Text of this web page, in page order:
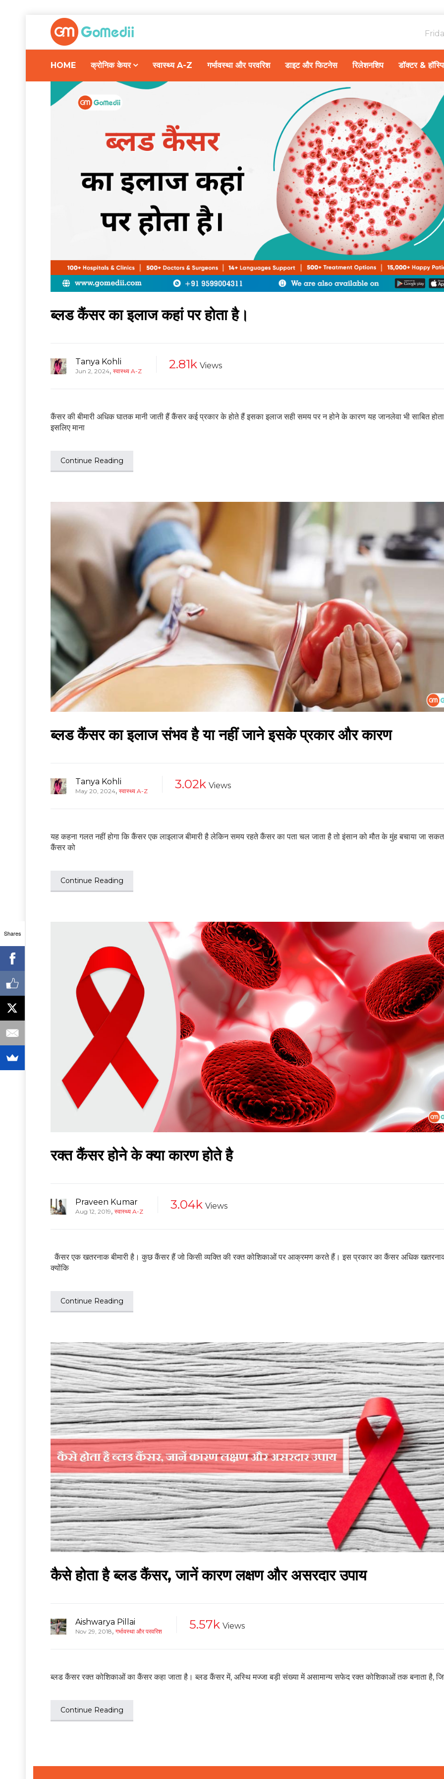
HOME क्रोनिक केयर स्वास्थ्य A-Z गर्भावस्था और परवरिश डाइट और फिटनेस रिलेशनशिप डॉक्टर &
ब्लड कैंसर का इलाज कहां पर होता है।
Tanya Kohli
Jun 2, 2024, स्वास्थ्य A-Z 2.81k Views
कैंसर की बीमारी अधिक घातक मानी जाती हैं कैंसर कई प्रकार के होते हैं इसका इलाज सही समय पर न होने के कारण यह जानलेवा भी साबित
इसलिए माना
Continue Reading
ब्लड कैंसर का इलाज संभव है या नहीं जाने इसके प्रकार और कारण
Tanya Kohli
May 20, 2024, स्वास्थ्य A-Z 3.02k Views
यह कहना गलत नहीं होगा कि कैंसर एक लाइलाज बीमारी है लेकिन समय रहते कैंसर का पता चल जाता है तो इंसान को मौत के मुंह बचाया जा
कैंसर को
Continue Reading
रक्त कैंसर होने के क्या कारण होते है
Praveen Kumar
Aug 12, 2019, स्वास्थ्य A-Z 3.04k Views
कैंसर एक खतरनाक बीमारी है। कुछ कैंसर हैं जो किसी व्यक्ति की रक्त कोशिकाओं पर आक्रमण करते हैं। इस प्रकार का कैंसर अधिक
क्योंकि
Continue Reading
कैसे होता है ब्लड कैंसर, जानें कारण लक्षण और असरदार उपाय
Aishwarya Pillai
Nov 29, 2018, गर्भावस्था और परवरिश 5.57k Views
ब्लड कैंसर रक्त कोशिकाओं का कैंसर कहा जाता है। ब्लड कैंसर में, अस्थि मज्जा बड़ी संख्या में असामान्य सफेद रक्त कोशिकाओं तक बनाता है,
Continue Reading
Shares
SUBSCRIBE NOW
हेल्थकेयर कम्युनिटी को
ज्वाइन करें
निचे बॉक्स में अपना ईमेल एंटर करें
और
स्वास्थ्य संबंधी जानकारी सबसे पहले
No Thanks